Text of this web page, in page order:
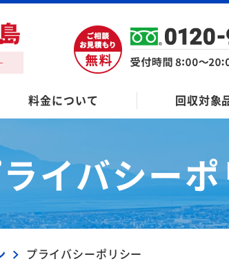
料金について 回収対象
イバシー
プライバシーポリシー